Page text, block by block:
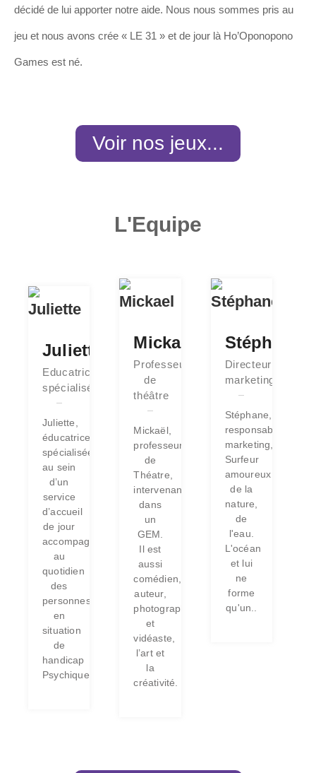
décidé de lui apporter notre aide. Nous nous sommes pris au
jeu et nous avons crée « LE 31 » et de jour là Ho’Oponopono
Games est né.
Voir nos jeux...
L'Equipe
Juliette
Educatrice
spécialisée
Juliette,
éducatrice
spécialisée
au sein
d’un
service
d’accueil
de jour
accompagne
au
quotidien
des
personnes
en
situation
de
handicap
Psychique.
Mickael
Professeur
de
théâtre
Mickaël,
professeur
de
Théatre,
intervenant
dans
un
GEM.
Il est
aussi
comédien,
auteur,
photographe
et
vidéaste,
l’art et
la
créativité.
Stéphane
Directeur
marketing
Stéphane,
responsable
marketing,
Surfeur
amoureux
de la
nature,
de
l'eau.
L'océan
et lui
ne
forme
qu'un..